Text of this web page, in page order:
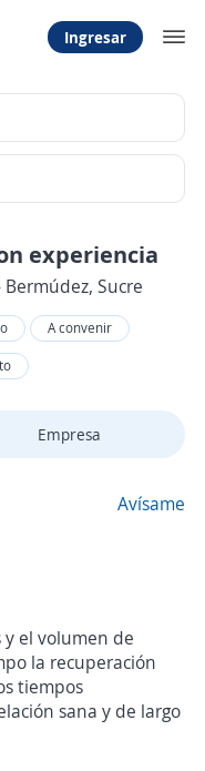
Ingresar
experiencia
Bermúdez, Sucre
A convenir
Empresa
Avísame
el volumen de
la recuperación
tiempos
sana y de largo